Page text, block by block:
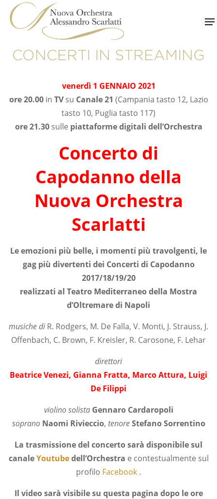
content
CONCERTI IN STREAMING
venerdì 1 GENNAIO 2021
ore 20.00in TVsu Canale 21 (Campania tasto 12, Lazio
tasto 10, Puglia tasto 117)
ore 21.30sulle piattaforme digitali dell’Orchestra
Concerto di
Capodanno della
Nuova Orchestra
Scarlatti
Le emozioni più belle, i momenti più travolgenti, le
gag più divertenti dei Concerti di Capodanno
2017/18/19/20
realizzati al Teatro Mediterraneo della Mostra
d’Oltremare di Napoli
musiche diR. Rodgers, M. De Falla, V. Monti, J. Strauss, J.
Offenbach, C. Brown, F. Kreisler, R. Carosone, F. Lehar
direttori
Beatrice Venezi, Gianna Fratta, Marco Attura, Luigi
De Filippi
violino solista Gennaro Cardaropoli
soprano Naomi Rivieccio, tenore Stefano Sorrentino
La trasmissione del concerto sarà disponibile sul
canaleYoutubedell’Orchestra e contestualmente sul
profilo Facebook .
Il video sarà visibile su questa pagina dopo le ore